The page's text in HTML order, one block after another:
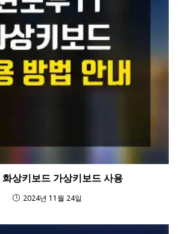
화상키보드 가상키보드 사용
2024년 11월 24일